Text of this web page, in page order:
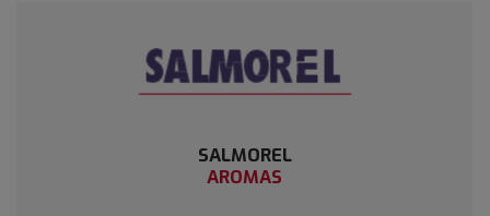
SALMOREL
AROMAS